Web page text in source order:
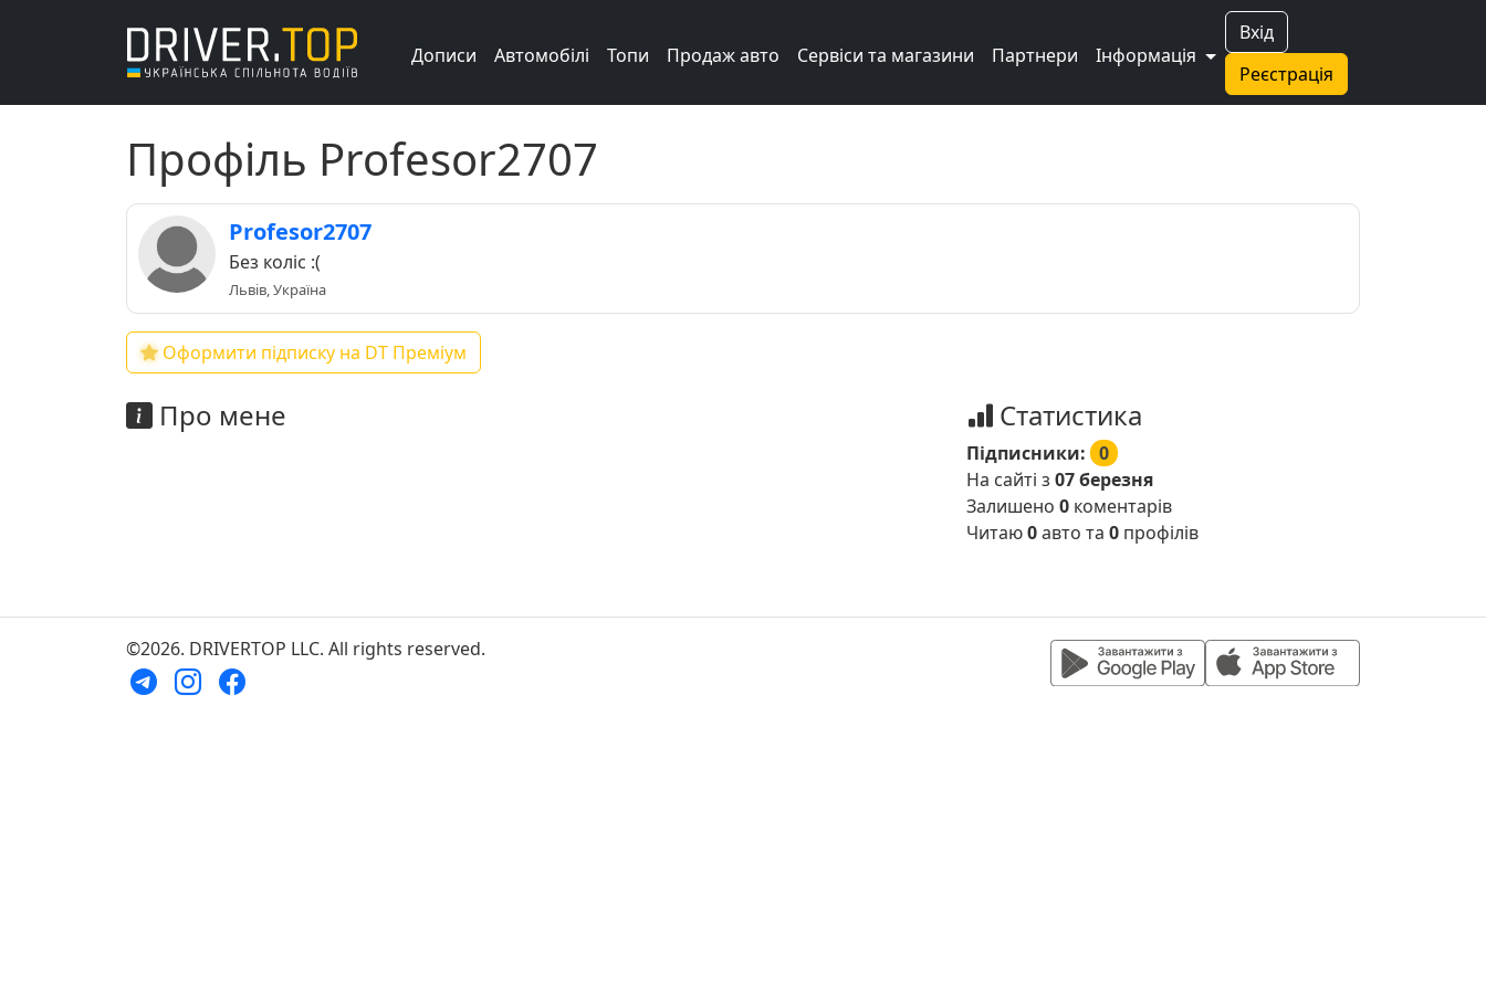
Вхід
Реєстрація
Дописи Автомобілі Топи Продаж авто Сервіси та магазини Партнери Інформація
Профіль Profesor2707
Profesor2707
Без коліс :(
Львів, Україна
Оформити підписку на DT Преміум
Про мене Статистика
Підписники: 0
На сайті з 07 березня
Залишено 0 коментарів
Читаю0авто та 0 профілів
©2026. DRIVERTOP LLC. All rights reserved.